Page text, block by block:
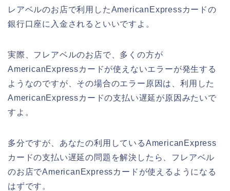
レアベルのお店で利用したAmericanExpressカードの
銀行口座に入金されるといいですよ。
実際、フレアベルのお店で、多くの方が
AmericanExpressカードが使えないエラーが発生する
ようなのですが、その場合のエラー原因は、利用した
AmericanExpressカードの支払い遅延が原因みたいで
すよ。
多分ですが、あなたの利用しているAmericanExpress
カードの支払い遅延の問題を解決したら、フレアベル
のお店でAmericanExpressカードが使えるようになる
はずです。